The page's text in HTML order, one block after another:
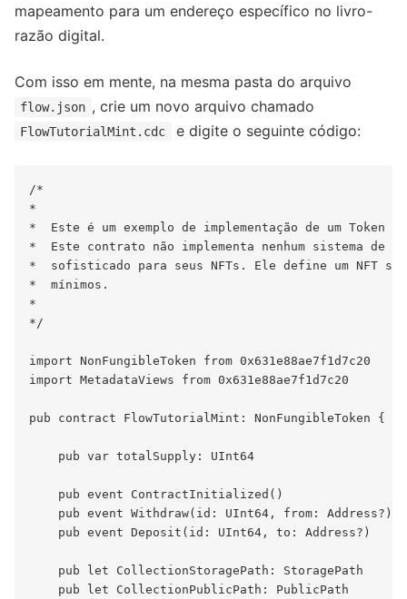
mapeamento para um endereço específico no livro-
razão digital.
Com isso em mente, na mesma pasta do arquivo
flow.json , crie um novo arquivo chamado
FlowTutorialMint.cdc e digite o seguinte código:
/*
*
*  Este é um exemplo de implementação de um Token
*  Este contrato não implementa nenhum sistema de
*  sofisticado para seus NFTs. Ele define um NFT
*  mínimos.
*
*/
import NonFungibleToken from 0x631e88ae7f1d7c20
import MetadataViews from 0x631e88ae7f1d7c20
pub contract FlowTutorialMint: NonFungibleToken {
    pub var totalSupply: UInt64
    pub event ContractInitialized()
    pub event Withdraw(id: UInt64, from: Address?)
    pub event Deposit(id: UInt64, to: Address?)
    pub let CollectionStoragePath: StoragePath
    pub let CollectionPublicPath: PublicPath